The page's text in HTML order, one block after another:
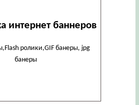
интернет баннеров
ролики,GIF банеры, jpg
банеры